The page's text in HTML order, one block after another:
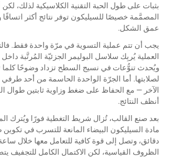
بثبات على طول الحبة التقنية الكلاسيكية لذلك،
المصمَّمة خصيصًا للسيليكون توفر نتائج أكثر
عمق الشكل.
يجب أن تتم عملية التسوية في مرّة واحدة فقط.
العملية يُربِك سلاسل البوليمر الجزئيّة المُرتَّبة
ويُحدث تنوُّعات في نسيج السطح تزداد وضوحًا كلما
لصلابتها. أما الجرّة الواحدة الحاسمة من أحد
الآخر — مع الحفاظ على ضغط وزاوية ثابتين
أنظف النتائج.
بعد صنع القالب، تُزال شريط التغطية فورًا ويُترك
مادة السيليكون البيضاء المانعة للتسرب في
دقائق، وتصل إلى قوة كافية للتعامل معها خلال